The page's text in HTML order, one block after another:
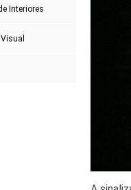
Interiores